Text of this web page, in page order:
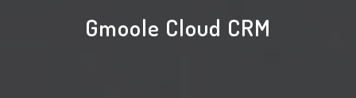
Gmoole Cloud CRM